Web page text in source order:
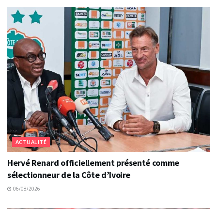
ACTUALITÉ
Hervé Renard officiellement présenté comme
sélectionneur de la Côte d’Ivoire
06/08/2026